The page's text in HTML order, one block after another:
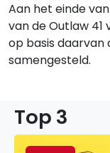
Aan het einde
van de Outlaw
op basis daarvan
samengesteld.
Top 3